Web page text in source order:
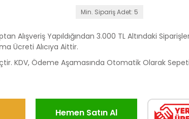
Min. Sipariş Adet: 5
Alışveriş Yapıldığından 3.000 TL Altındaki
Ücreti Alıcıya Aittir.
KDV, Ödeme Aşamasında Otomatik Olarak
Hemen Satın Al